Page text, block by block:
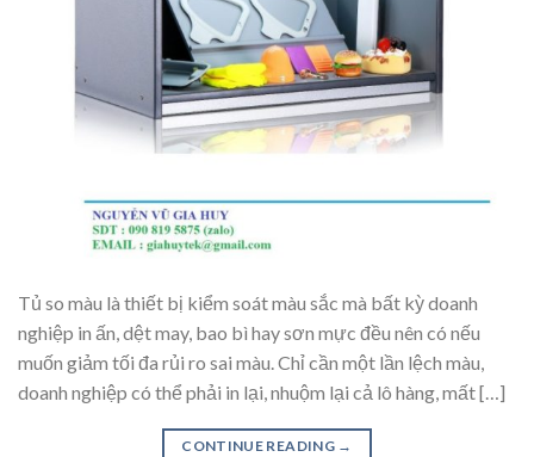
Tủ so màu là thiết bị kiểm soát màu sắc mà bất kỳ doanh
nghiệp in ấn, dệt may, bao bì hay sơn mực đều nên có nếu
muốn giảm tối đa rủi ro sai màu. Chỉ cần một lần lệch màu,
doanh nghiệp có thể phải in lại, nhuộm lại cả lô hàng, mất […]
CONTINUE READING →